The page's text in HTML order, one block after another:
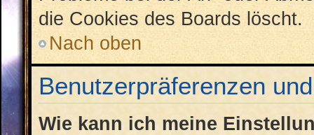
die Cookies des Boards löscht.
Nach oben
Benutzerpräferenzen
Wie kann ich meine